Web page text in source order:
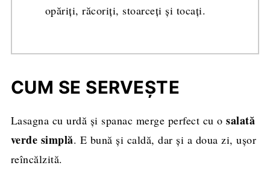
opăriți, răcoriți, stoarceți și tocați.
CUM SE SERVEȘTE
Lasagna cu urdă și spanac merge perfect cu osalată
verde simplă. E bună și caldă, dar și a doua zi, ușor
reîncălzită.